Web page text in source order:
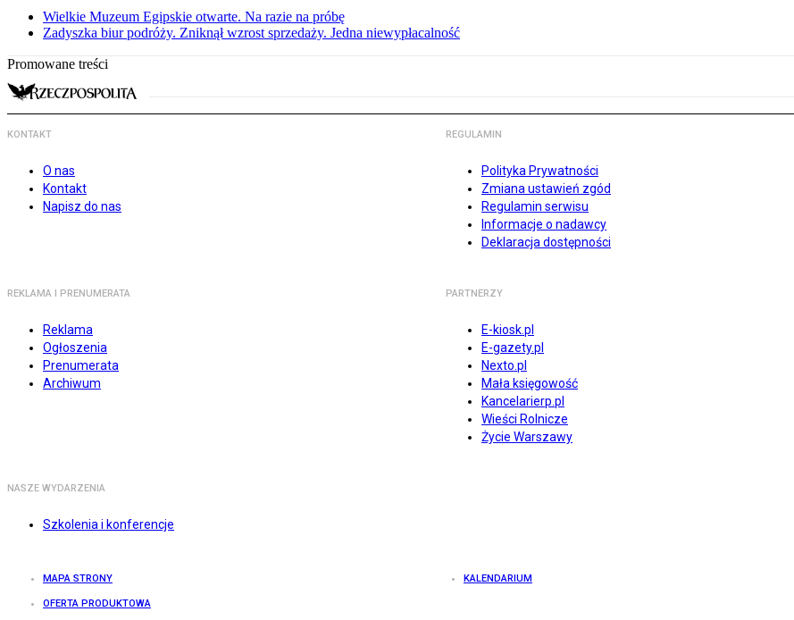
Wielkie Muzeum Egipskie otwarte. Na razie na próbę
Zadyszka biur podróży. Zniknął wzrost sprzedaży. Jedna niewypłacalność
Promowane treści
KONTAKT
O nas
Kontakt
Napisz do nas
REGULAMIN
Polityka Prywatności
Zmiana ustawień zgód
Regulamin serwisu
Informacje o nadawcy
Deklaracja dostępności
REKLAMA I PRENUMERATA
Reklama
Ogłoszenia
Prenumerata
Archiwum
PARTNERZY
E-kiosk.pl
E-gazety.pl
Nexto.pl
Mała księgowość
Kancelarierp.pl
Wieści Rolnicze
Życie Warszawy
NASZE WYDARZENIA
Szkolenia i konferencje
MAPA STRONY KALENDARIUM
OFERTA PRODUKTOWA